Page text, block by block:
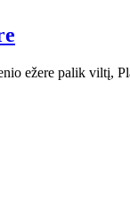
ežere palik viltį,